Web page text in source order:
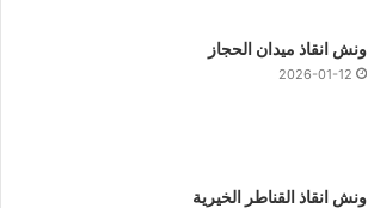
ونش انقاذ ميدان الحجاز
2026-01-12
ونش انقاذ القناطر الخيرية